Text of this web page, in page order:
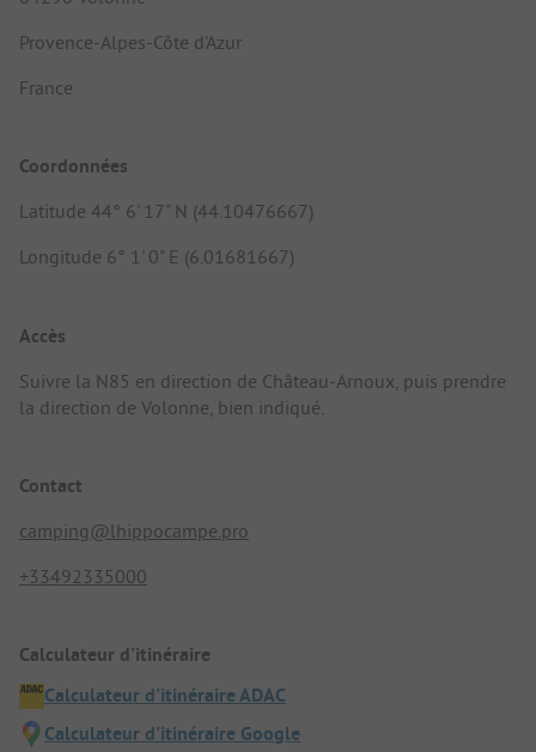
Provence-Alpes-Côte d'Azur
France
Coordonnées
Latitude 44° 6' 17" N (44.10476667)
Longitude 6° 1' 0" E (6.01681667)
Accès
Suivre la N85 en direction de Château-Arnoux, puis prendre
la direction de Volonne, bien indiqué.
Contact
camping@lhippocampe.pro
+33492335000
Calculateur d'itinéraire
Calculateur d'itinéraire ADAC
Calculateur d'itinéraire Google